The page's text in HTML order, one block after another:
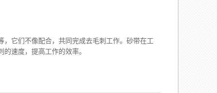
它们不像配合，共同完成去毛刺工作。砂带在工
速度，提高工作的效率。